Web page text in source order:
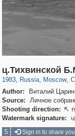
ц.Тихвинской
1983, Russia
1,407,351
, Moscow
319,882 8,286
,
160,021
Author:
Виталий Царин
Source:
Личное
Shooting direction: 
Watermark signature:
5
Sign in to share